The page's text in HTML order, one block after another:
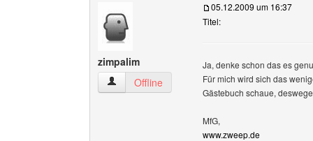
zimpalim
zimpalim Benutzer-Profile anzeigen
Offline
05.12.2009 um 16:37
Titel:
Ja, denke schon das es
Für mich wird sich das
Gästebuch schaue,
MfG,
www.zweep.de